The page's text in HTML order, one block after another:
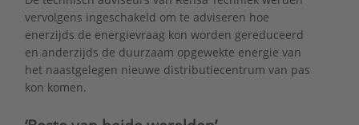
vervolgens ingeschakeld om te adviseren hoe
enerzijds de energievraag kon worden gereduceerd
en anderzijds de duurzaam opgewekte energie van
het naastgelegen nieuwe distributiecentrum van pas
kon komen.